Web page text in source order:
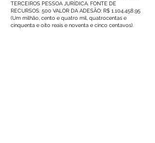
TERCEIROS PESSOA JURÍDICA. FONTE DE
RECURSOS: 500 VALOR DA ADESÃO: R$ 1.104.458,95
(Um milhão, cento e quatro mil, quatrocentas e
cinquenta e oito reais e noventa e cinco centavos).